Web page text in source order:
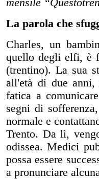
mensile
La parola che
Charles, un
quello degli elfi, è
(trentino). La sua
all'età di due
fatica a
segni di
normale e
Trento. Da lì,
odissea. Medici
possa essere
a pronunciare